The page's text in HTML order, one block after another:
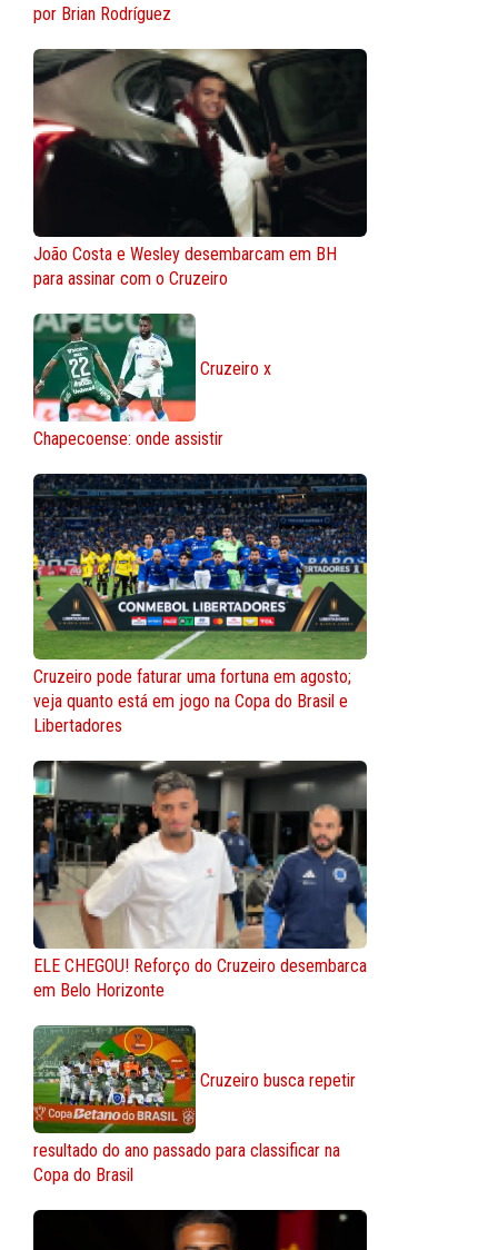
por Brian Rodríguez
João Costa e Wesley desembarcam em BH
para assinar com o Cruzeiro
Cruzeiro x
Chapecoense: onde assistir
Cruzeiro pode faturar uma fortuna em agosto;
veja quanto está em jogo na Copa do Brasil e
Libertadores
ELE CHEGOU! Reforço do Cruzeiro desembarca
em Belo Horizonte
Cruzeiro busca repetir
resultado do ano passado para classificar na
Copa do Brasil